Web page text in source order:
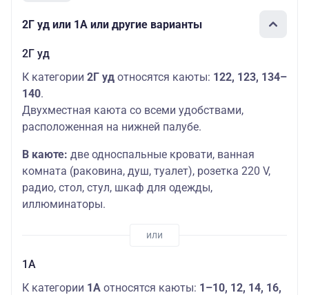
2Г уд или 1А или другие варианты
2Г уд
К категории 2Г уд относятся каюты: 122, 123, 134–
140.
Двухместная каюта со всеми удобствами,
расположенная на нижней палубе.
В каюте: две односпальные кровати, ванная
комната (раковина, душ, туалет), розетка 220 V,
радио, стол, стул, шкаф для одежды,
иллюминаторы.
1А
К категории 1А относятся каюты: 1–10, 12, 14, 16,